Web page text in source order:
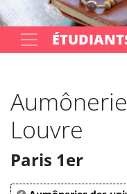
Louvre
Paris 1er